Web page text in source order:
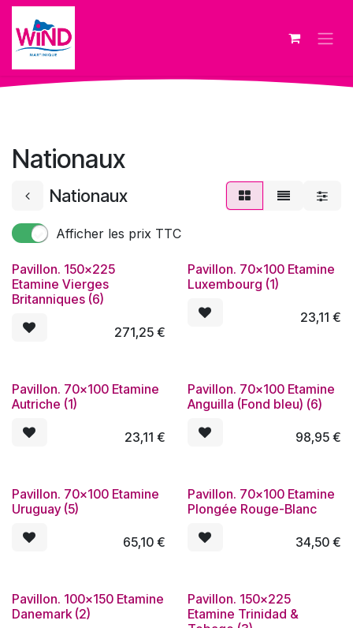
Se rendre au contenu
Nationaux
Nationaux
Afficher les prix TTC
Pavillon. 150x225
Etamine Vierges
Britanniques (6)
271,25€
Pavillon. 70x100 Etamine
Luxembourg (1)
23,11 €
Pavillon. 70x100 Etamine
Autriche (1)
23,11 €
Pavillon. 70x100 Etamine
Anguilla (Fond bleu) (6)
98,95€
Pavillon. 70x100 Etamine
Uruguay (5)
65,10€
Pavillon. 70x100 Etamine
Plongée Rouge-Blanc
34,50€
Pavillon. 100x150 Etamine
Danemark (2)
Pavillon. 150x225
Etamine Trinidad &